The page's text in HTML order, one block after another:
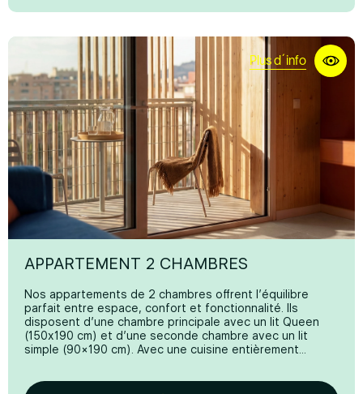
Plaque de cuisson en céramique
Micro-ondes
Bouilloire
Kit de cuisine de bienvenue
Réfrigérateur
Cafetière
CONNECTIVITÉ ET SÉCURITÉ
Wifi gratuit
Télévision intelligente
Serrure électronique
Plus d´info
APPARTEMENT 2 CHAMBRES
Nos appartements de 2 chambres offrent l’équilibre
parfait entre espace, confort et fonctionnalité. Ils
disposent d’une chambre principale avec un lit Queen
(150x190 cm) et d’une seconde chambre avec un lit
simple (90×190 cm). Avec une cuisine entièrement
parfaite en Méditerranée.